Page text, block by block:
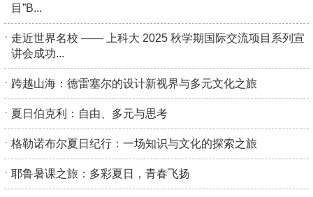
目”B...
走近世界名校 —— 上科大 2025 秋学期国际交流项目系列宣
讲会成功...
跨越山海：德雷塞尔的设计新视界与多元文化之旅
夏日伯克利：自由、多元与思考
格勒诺布尔夏日纪行：一场知识与文化的探索之旅
耶鲁暑课之旅：多彩夏日，青春飞扬